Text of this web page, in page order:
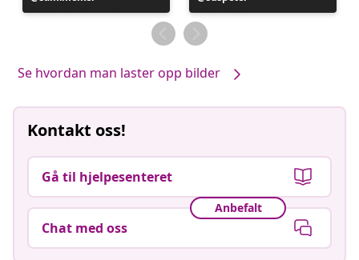
publisert
publisert
av
Se hvordan man laster opp bilder
Kontakt oss!
Gå til hjelpesenteret
Anbefalt
Chat med oss